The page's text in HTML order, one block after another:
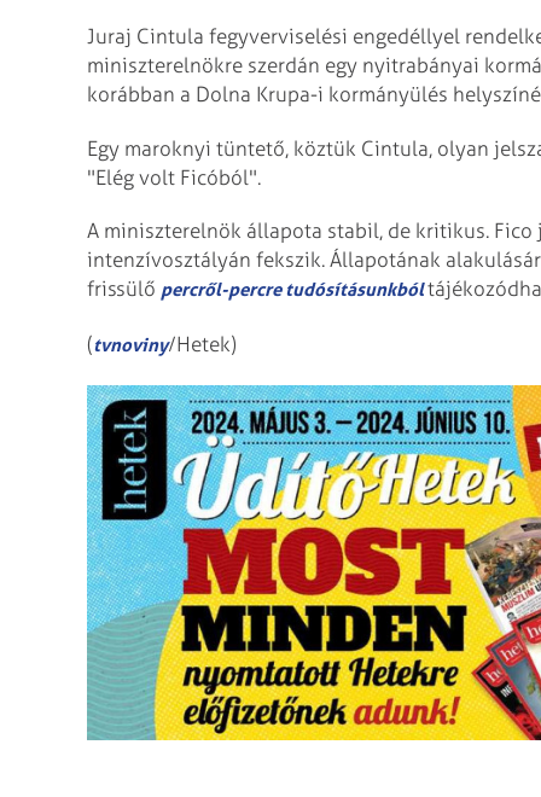
Juraj Cintula fegyverviselési engedéllyel
miniszterelnökre szerdán egy nyitrabányai
korábban a Dolna Krupa-i kormányülés
Egy maroknyi tüntető, köztük Cintula, olyan
"Elég volt Ficóból".
A miniszterelnök állapota stabil, de kritikus. Fico
intenzívosztályán fekszik. Állapotának
frissülő percről-percre tudósításunkból
(tvnoviny/Hetek)